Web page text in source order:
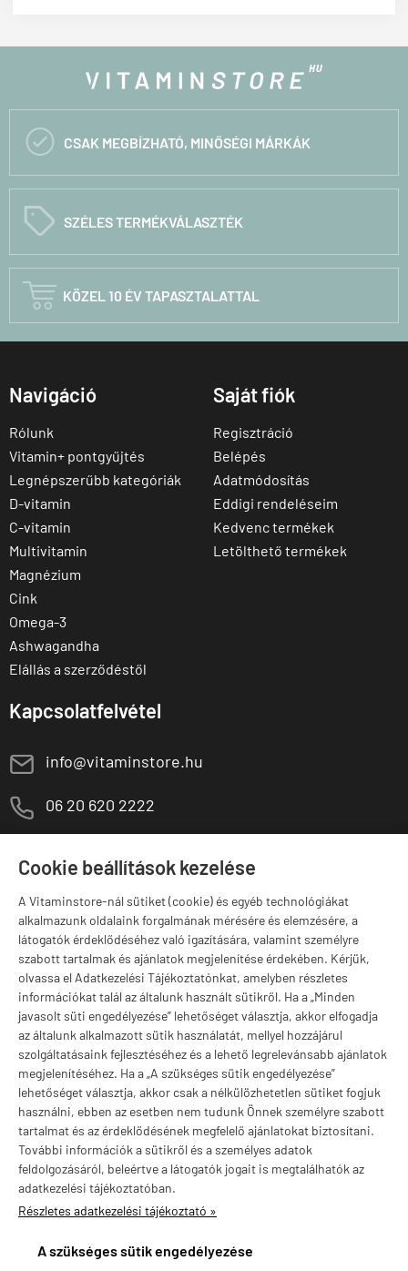
Cookie beállítások kezelése
A Vitaminstore-nál sütiket (cookie) és egyéb technológiákat
alkalmazunk oldalaink forgalmának mérésére és elemzésére, a
látogatók érdeklődéséhez való igazítására, valamint személyre
szabott tartalmak és ajánlatok megjelenítése érdekében. Kérjük,
olvassa el Adatkezelési Tájékoztatónkat, amelyben részletes
információkat talál az általunk használt sütikről. Ha a „Minden
javasolt süti engedélyezése” lehetőséget választja, akkor elfogadja
az általunk alkalmazott sütik használatát, mellyel hozzájárul
szolgáltatásaink fejlesztéséhez és a lehető legrelevánsabb ajánlatok
megjelenítéséhez. Ha a „A szükséges sütik engedélyezése”
lehetőséget választja, akkor csak a nélkülözhetetlen sütiket fogjuk
használni, ebben az esetben nem tudunk Önnek személyre szabott
tartalmat és az érdeklődésének megfelelő ajánlatokat biztosítani.
További információk a sütikről és a személyes adatok
feldolgozásáról, beleértve a látogatók jogait is megtalálhatók az
adatkezelési tájékoztatóban.
Részletes adatkezelési tájékoztató »
A szükséges sütik engedélyezése
 CSAK MEGBÍZHATÓ, MINŐSÉGI MÁRKÁK
C SZÉLES TERMÉKVÁLASZTÉK
 KÖZEL 10 ÉV TAPASZTALATTAL
Navigáció
Rólunk
Vitamin+ pontgyűjtés
Legnépszerűbb kategóriák
D-vitamin
C-vitamin
Multivitamin
Magnézium
Cink
Omega-3
Ashwagandha
Elállás a szerződéstől
Saját fiók
Regisztráció
Belépés
Adatmódosítás
Eddigi rendeléseim
Kedvenc termékek
Letölthető termékek
Kapcsolatfelvétel
E info@vitaminstore.hu
M 06 20 620 2222
Szugló u. 83-85.
Márkák
Valuta választás
vitaminstore.hu -Vitaminstore / Gymstore Hungary